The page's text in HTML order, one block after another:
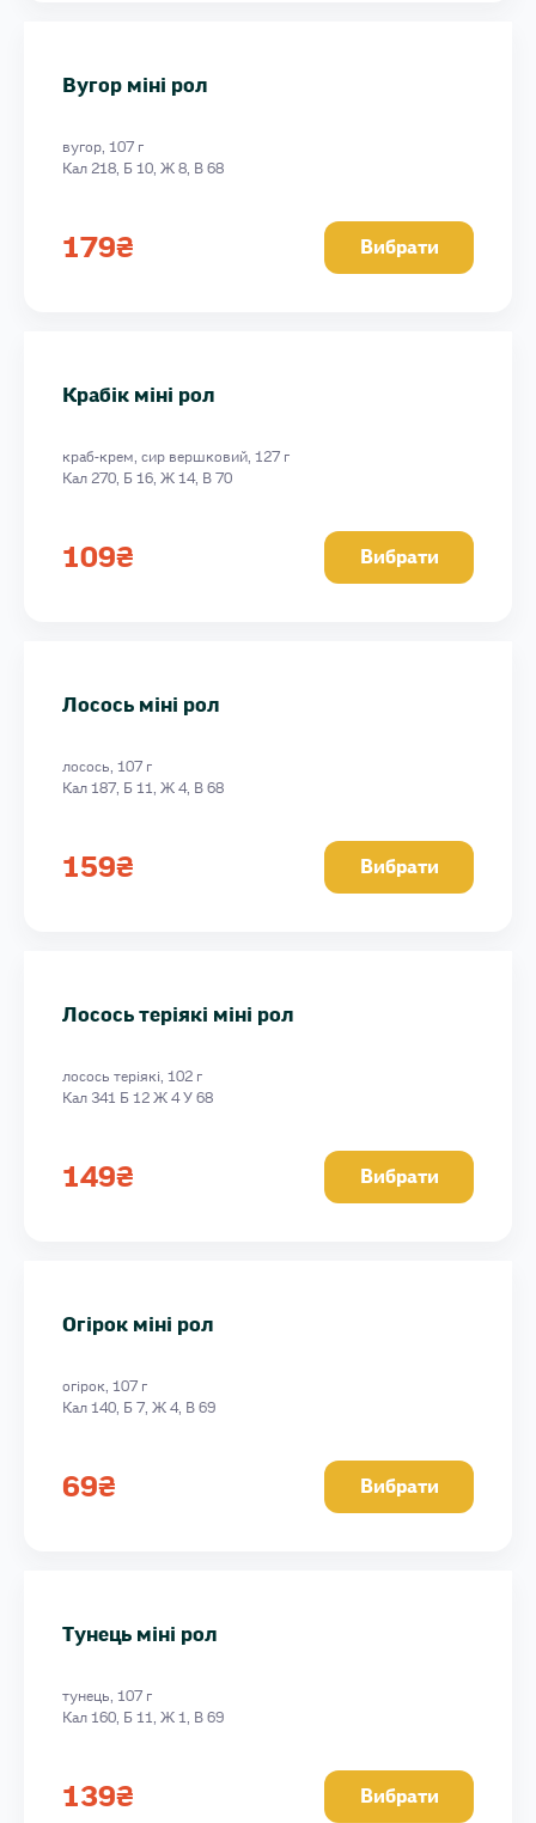
Вугор міні рол
вугор, 107 г
Кал 218, Б 10, Ж 8, В 68
179₴ Вибрати
Крабік міні рол
краб-крем, сир вершковий, 127 г
Кал 270, Б 16, Ж 14, В 70
109₴ Вибрати
Лосось міні рол
лосось, 107 г
Кал 187, Б 11, Ж 4, В 68
159₴ Вибрати
Лосось теріякі міні рол
лосось теріякі, 102 г
Кал 341 Б 12 Ж 4 У 68
149₴ Вибрати
Огірок міні рол
огірок, 107 г
Кал 140, Б 7, Ж 4, В 69
69₴ Вибрати
Тунець міні рол
тунець, 107 г
Кал 160, Б 11, Ж 1, В 69
139₴ Вибрати